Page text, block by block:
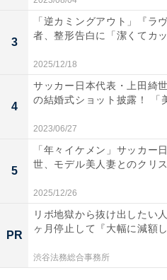
3
「逆カミングアウト」『ラ
者、整形告白に「潔くてカ
2025/12/18
4
サッカー日本代表・上田綺
の結婚式ショット披露！ 「
2023/06/27
5
「年々イケメン」サッカー
世、モデル美人妻とのクリ
2025/12/26
PR
リボ地獄から抜け出したい
ヶ月停止して『大幅に減額
渋谷法務総合事務所